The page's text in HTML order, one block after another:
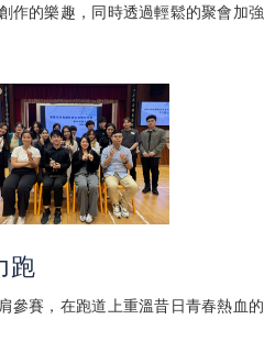
作的樂趣，同時透過輕鬆的聚會加強
跑
參賽，在跑道上重溫昔日青春熱血的